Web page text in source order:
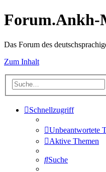
Forum.Ankh-
Das Forum des
Zum Inhalt
Schnellzugriff
Unbeantwortete
Aktive Themen
Suche